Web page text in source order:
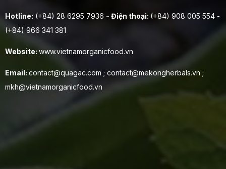
Hotline: (+84) 28 6295 7936 - Điện thoại: (+84) 908 005 554 -
(+84) 966 341 381
Website: www.vietnamorganicfood.vn
Email: contact@quagac.com ; contact@mekongherbals.vn ;
mkh@vietnamorganicfood.vn